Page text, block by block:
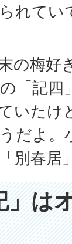
れてい
の梅好
「記
いたけ
だよ
別春居
」は